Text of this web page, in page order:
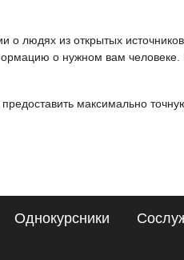
людях из открытых
о нужном вам человеке.
максимально
Однокурсники